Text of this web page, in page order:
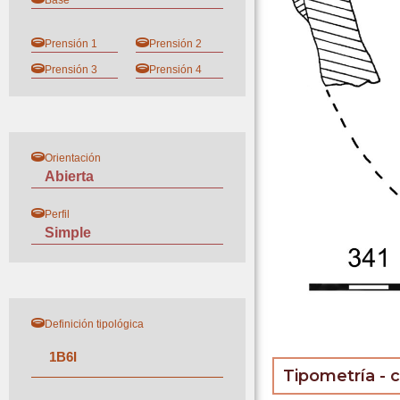
Prensión 1 Prensión 2
Prensión 3 Prensión 4
Orientación
Abierta
Perfil
Simple
Definición tipológica
1B6I
Tipometría -